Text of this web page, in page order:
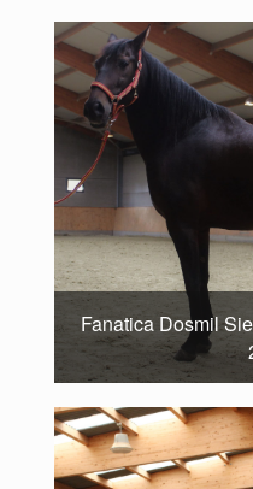
Fanatica Dosmil